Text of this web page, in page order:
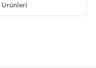
Ürünleri